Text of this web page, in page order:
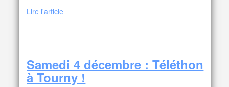
Lire l'article
Samedi 4 décembre : Téléthon
à Tourny !